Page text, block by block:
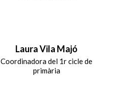
Laura Vila Majó
Coordinadora del 1r cicle de
primària